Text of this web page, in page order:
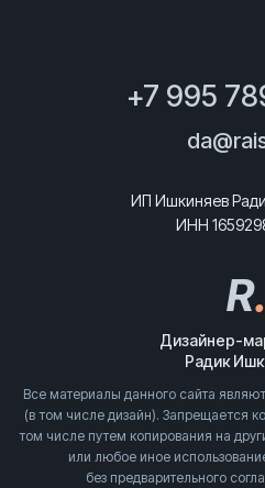
+7 995
ИП Ишкиняев
ИНН
R.
Дизайнер-
Радик
Все материалы данного сайта
(в том числе дизайн). Запрещается
том числе путем копирования на
или любое иное
без предварительного